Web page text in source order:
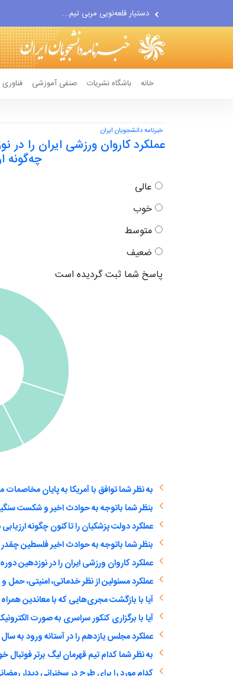
اقتصاددان معروف آمریکایی:...
انتشار اخبار جعلی توسط...
خانه باشگاه نشریات صنفی آموزشی
خبرنامه دانشجویان ایران
عملکرد کاروان ورزشی ایران را در
چه‌گونه
عالی
خوب
متوسط
ضعیف
پاسخ شما ثبت گردیده است
عملکرد دولت پزشکیان را تاکنون چگونه
بنظر شما باتوجه به حوادث اخیر فلسطین
عملکرد کاروان ورزشی ایران را در نوزدهین
آیا با بازگشت مجری‌هایی که با معاندین
آیا با برگزاری کنکور سراسری به صورت
عملکرد مجلس یازدهم را در آستانه ورود به
به نظر شما کدام تیم قهرمان لیگ برتر فوتبال